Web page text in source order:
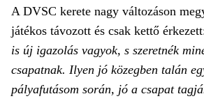
A DVSC kerete nagy változáson
játékos távozott és csak kettő
is új igazolás vagyok, s szeretnék
csapatnak. Ilyen jó közegben talán
pályafutásom során, jó a csapat